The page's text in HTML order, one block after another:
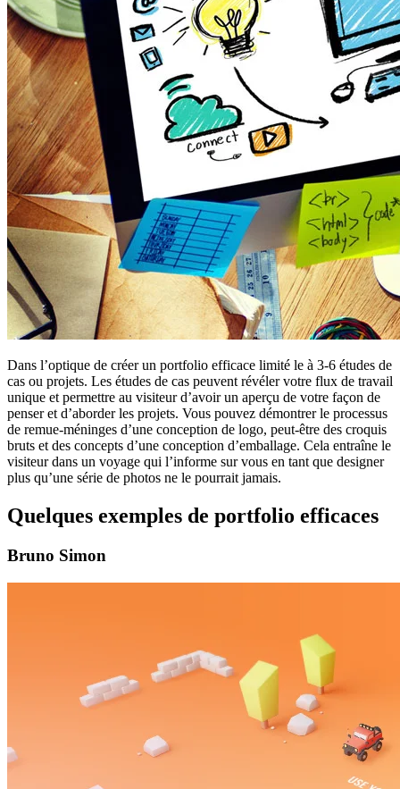
Dans l’optique de créer un portfolio efficace limité le à 3-6 études de
cas ou projets. Les études de cas peuvent révéler votre flux de travail
unique et permettre au visiteur d’avoir un aperçu de votre façon de
penser et d’aborder les projets. Vous pouvez démontrer le processus
de remue-méninges d’une conception de logo, peut-être des croquis
bruts et des concepts d’une conception d’emballage. Cela entraîne le
visiteur dans un voyage qui l’informe sur vous en tant que designer
plus qu’une série de photos ne le pourrait jamais.
Quelques exemples de portfolio efficaces
Bruno Simon